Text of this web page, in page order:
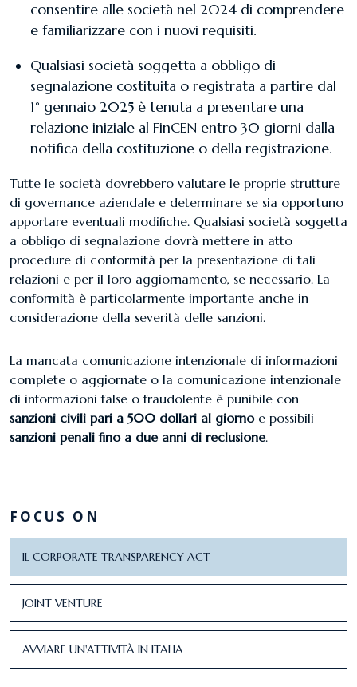
consentire alle società nel 2024 di comprendere
e familiarizzare con i nuovi requisiti.
Qualsiasi società soggetta a obbligo di
segnalazione costituita o registrata a partire dal
1° gennaio 2025 è tenuta a presentare una
relazione iniziale al FinCEN entro 30 giorni dalla
notifica della costituzione o della registrazione.
Tutte le società dovrebbero valutare le proprie strutture
di governance aziendale e determinare se sia opportuno
apportare eventuali modifiche. Qualsiasi società soggetta
a obbligo di segnalazione dovrà mettere in atto
procedure di conformità per la presentazione di tali
relazioni e per il loro aggiornamento, se necessario. La
conformità è particolarmente importante anche in
considerazione della severità delle sanzioni.
La mancata comunicazione intenzionale di informazioni
complete o aggiornate o la comunicazione intenzionale
di informazioni false o fraudolente è punibile con
sanzioni civili pari a 500 dollari al giornoe possibili
sanzioni penali fino a due anni di reclusione.
FOCUS ON
IL CORPORATE TRANSPARENCY ACT
JOINT VENTURE
AVVIARE UN'ATTIVITÀ IN ITALIA